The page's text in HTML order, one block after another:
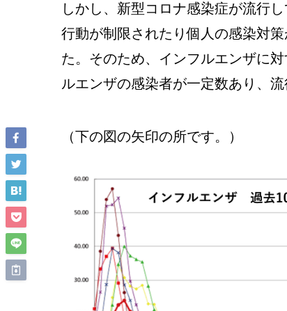
しかし、新型コロナ感染症が流行
行動が制限されたり個人の感染対
た。そのため、インフルエンザに
ルエンザの感染者が一定数あり、
（下の図の矢印の所です。）